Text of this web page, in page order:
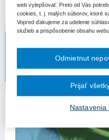
Bezplatný odpovedný
web vylepšovať. Preto od Vás
cookies, t. j. malých súborov, ktoré
Vopred ďakujeme za udelenie
služieb a prispôsobenie obsahu
Odmietnut
Prijať